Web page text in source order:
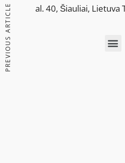
PREVIOUS ARTICLE
al. 40, Šiauliai, Lietuva